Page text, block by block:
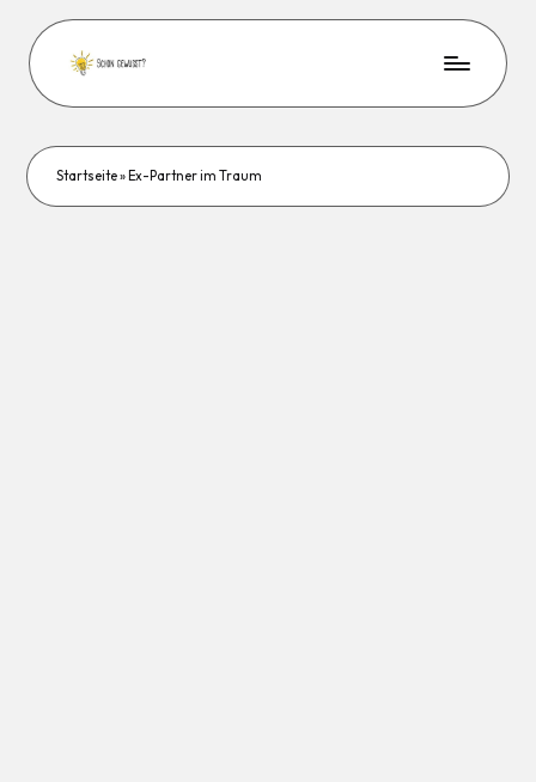
Startseite» Ex-Partner im Traum